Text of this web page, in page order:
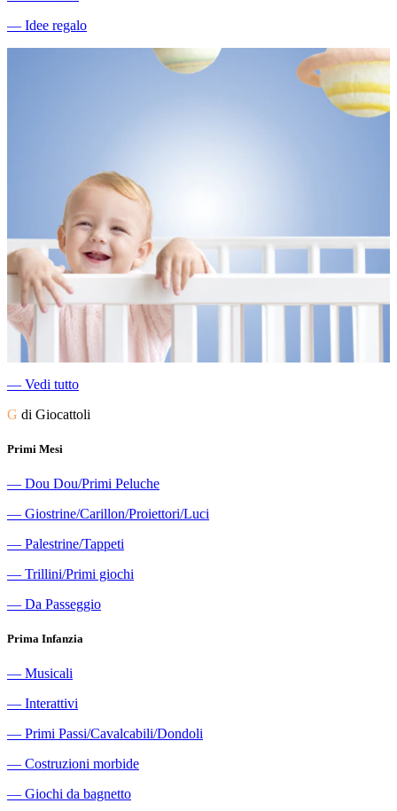
― Idee regalo
― Vedi tutto
G di Giocattoli
Primi Mesi
― Dou Dou/Primi Peluche
― Giostrine/Carillon/Proiettori/Luci
― Palestrine/Tappeti
― Trillini/Primi giochi
― Da Passeggio
Prima Infanzia
― Musicali
― Interattivi
― Primi Passi/Cavalcabili/Dondoli
― Costruzioni morbide
― Giochi da bagnetto